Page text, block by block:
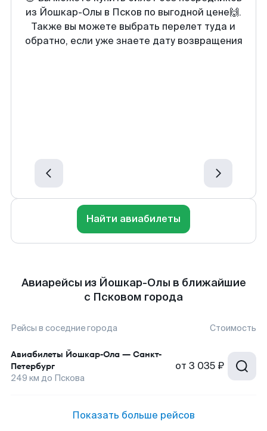
из Йошкар-Олы в Псков по выгодной цене🙌.
Также вы можете выбрать перелет туда и
обратно, если уже знаете дату возвращения
Найти авиабилеты
Авиарейсы из Йошкар-Олы в ближайшие
с Псковом города
Рейсы в соседние города Стоимость
Авиабилеты Йошкар-Ола — Санкт-
Петербург
249 км до Пскова
от 3 035 ₽
Показать больше рейсов